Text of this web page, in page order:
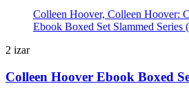
Colleen Hoover, Colleen Hoover:
Ebook Boxed Set Slammed Series
2 izar
Colleen Hoover Ebook Boxed